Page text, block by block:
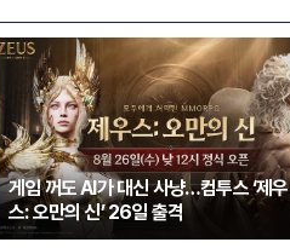
게임 꺼도 AI가 대신 사냥…컴투스 ‘제우
스: 오만의 신’ 26일 출격